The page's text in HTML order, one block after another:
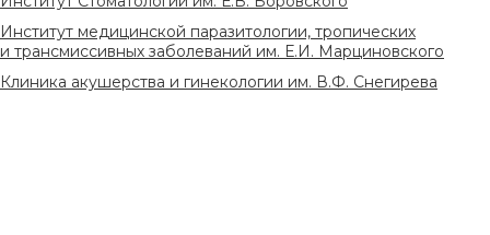
Институт медицинской паразитологии, тропических
и трансмиссивных заболеваний им. Е.И. Марциновского
Клиника акушерства и гинекологии им. В.Ф. Снегирева